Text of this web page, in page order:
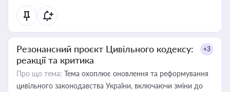
Резонансний проєкт Цивільного кодексу:
реакції та критика
+3
Про що тема: Тема охоплює оновлення та реформування
цивільного законодавства України, включаючи зміни до